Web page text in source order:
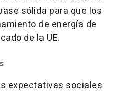
sólida para que los
de energía de
de la UE.
expectativas sociales